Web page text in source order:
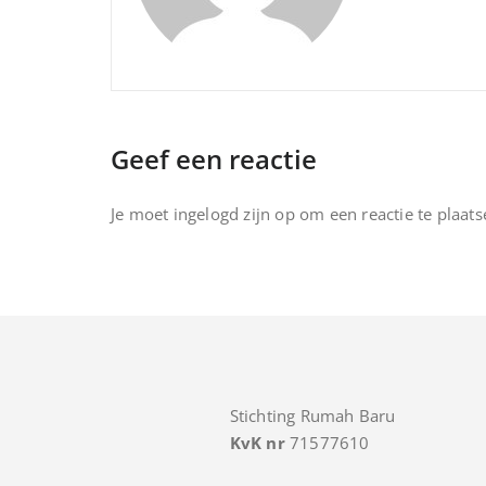
Geef een reactie
Je moet ingelogd zijn opom een reactie te
Stichting Rumah Baru
KvK nr71577610